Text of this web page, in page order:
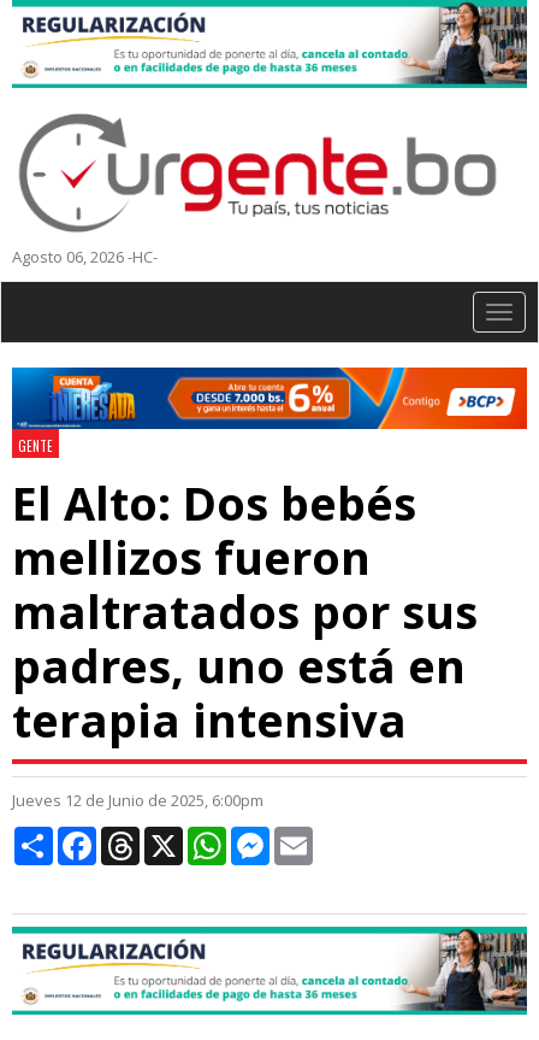
Agosto 06, 2026 -HC-
GENTE
El Alto: Dos bebés
mellizos fueron
maltratados por sus
padres, uno está en
terapia intensiva
Jueves 12 de Junio de 2025, 6:00pm
CompartirFacebookThreads
X WhatsAppMessenger